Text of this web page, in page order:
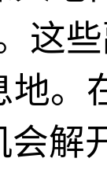
这
地。
会